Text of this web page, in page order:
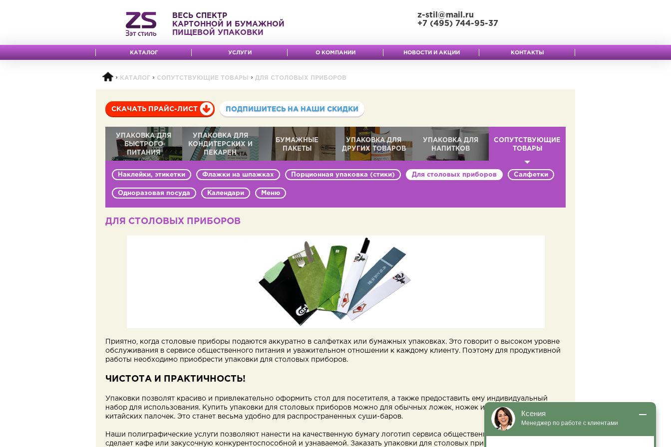
ВЕСЬ СПЕКТР
КАРТОННОЙ И БУМАЖНОЙ
ПИЩЕВОЙ УПАКОВКИ
z-stil@mail.ru
+7 (495) 744-95-37
КАТАЛОГ УСЛУГИ О КОМПАНИИ НОВОСТИ И АКЦИИ КОНТАКТЫ
КАТАЛОГ СОПУТСТВУЮЩИЕ ТОВАРЫ ДЛЯ СТОЛОВЫХ ПРИБОРОВ
СКАЧАТЬ ПРАЙС-ЛИСТ ПОДПИШИТЕСЬ НА НАШИ СКИДКИ
УПАКОВКА ДЛЯ
БЫСТРОГО
ПИТАНИЯ
УПАКОВКА ДЛЯ
КОНДИТЕРСКИХ И
ПЕКАРЕН
БУМАЖНЫЕ
ПАКЕТЫ
УПАКОВКА ДЛЯ
ДРУГИХ ТОВАРОВ
УПАКОВКА ДЛЯ
НАПИТКОВ
СОПУТСТВУЮЩИЕ
ТОВАРЫ
Наклейки, этикетки Флажки на шпажках Порционная упаковка (стики) Для столовых приборов Салфетки
Одноразовая посуда Календари Меню
ДЛЯ СТОЛОВЫХ ПРИБОРОВ
Приятно, когда столовые приборы подаются аккуратно в салфетках или бумажных упаковках. Это говорит о высоком уровне
обслуживания в сервисе общественного питания и уважительном отношении к каждому клиенту. Поэтому для продуктивной
работы необходимо приобрести упаковки для столовых приборов.
ЧИСТОТА И ПРАКТИЧНОСТЬ!
Упаковки позволят красиво и привлекательно оформить стол для посетителя, а также предоставить ему индивидуальный
набор для использования. Купить упаковки для столовых приборов можно для обычных ложек, ножек и вилок, а также для
китайских палочек. Это станет весьма удобно для распространенных суши-баров.
Наши полиграфические услуги позволяют нанести на качественную бумагу логотип сервиса общественного питания, что
сделает кафе или закусочную конкурентоспособной и узнаваемой. Заказать упаковки для столовых приборов можно у
Ксения
Менеджер по работе с клиентами